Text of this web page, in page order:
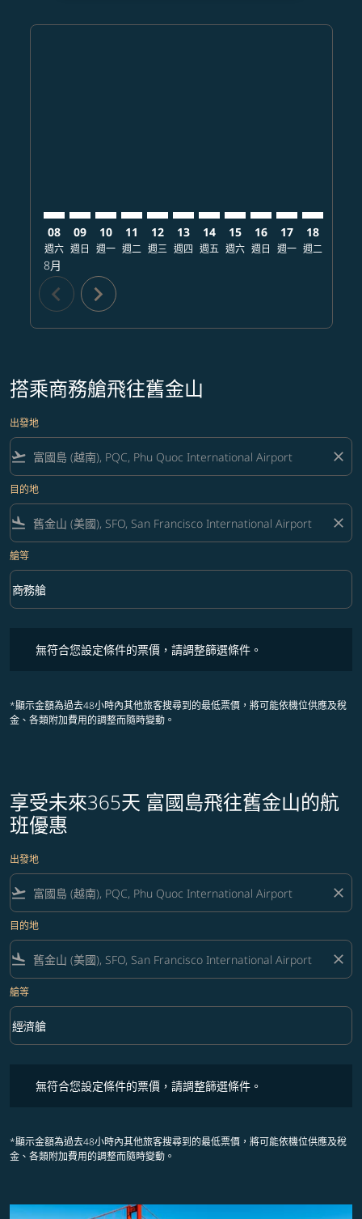
08
週六
8月
09
週日
10
週一
11
週二
12
週三
13
週四
14
週五
15
週六
16
週日
17
週一
18
週二
chevron_left chevron_right
搭乘商務艙飛往舊金山
出發地
flight_takeoff close
目的地
flight_land close
艙等
艙等 option 商務艙 Selected
商務艙
keyboard_arrow_down
無符合您設定條件的票價，請調整篩選條件。
*顯示金額為過去48小時內其他旅客搜尋到的最低票價，將可能依機位供應及稅
金、各類附加費用的調整而隨時變動。
享受未來365天 富國島飛往舊金山的航
班優惠
出發地
flight_takeoff close
目的地
flight_land close
艙等
艙等 option 經濟艙 Selected
經濟艙
keyboard_arrow_down
無符合您設定條件的票價，請調整篩選條件。
*顯示金額為過去48小時內其他旅客搜尋到的最低票價，將可能依機位供應及稅
金、各類附加費用的調整而隨時變動。